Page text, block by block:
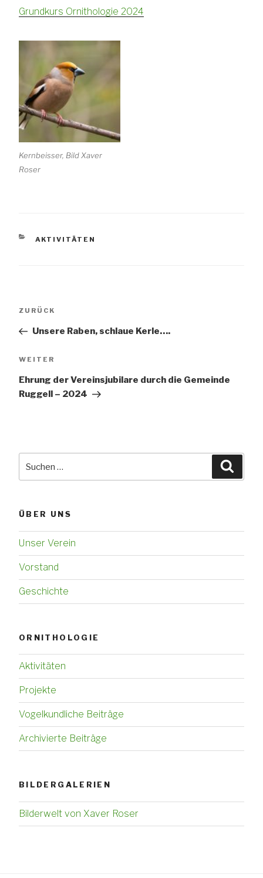
Grundkurs Ornithologie 2024
Kernbeisser, Bild Xaver
Roser
KATEGORIEN
AKTIVITÄTEN
Vorheriger
ZURÜCK
Unsere Raben, schlaue Kerle….
Nächster
WEITER
Ehrung der Vereinsjubilare durch die Gemeinde
Ruggell – 2024
nach:
ÜBER UNS
Unser Verein
Vorstand
Geschichte
ORNITHOLOGIE
Aktivitäten
Projekte
Vogelkundliche Beiträge
Archivierte Beiträge
BILDERGALERIEN
Bilderwelt von Xaver Roser